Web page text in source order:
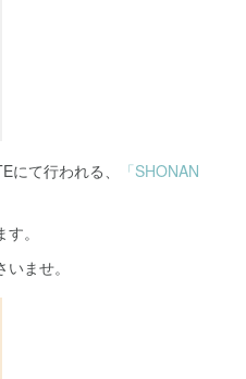
にて行われる、
「SHONAN
。
ませ。